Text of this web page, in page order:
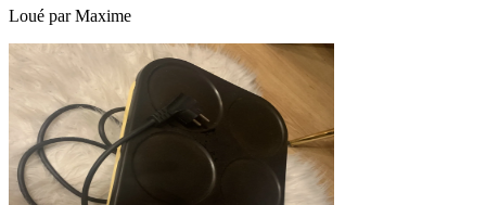
Loué parMaxime